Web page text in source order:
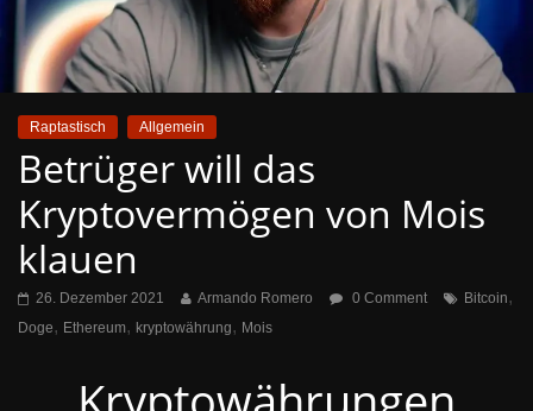
Raptastisch Allgemein
Betrüger will das
Kryptovermögen von Mois
klauen
26. Dezember 2021 Armando Romero 0 Comment Bitcoin,
Doge, Ethereum, kryptowährung, Mois